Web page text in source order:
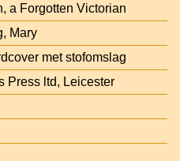
a Forgotten Victorian
Mary
met stofomslag
Press ltd, Leicester